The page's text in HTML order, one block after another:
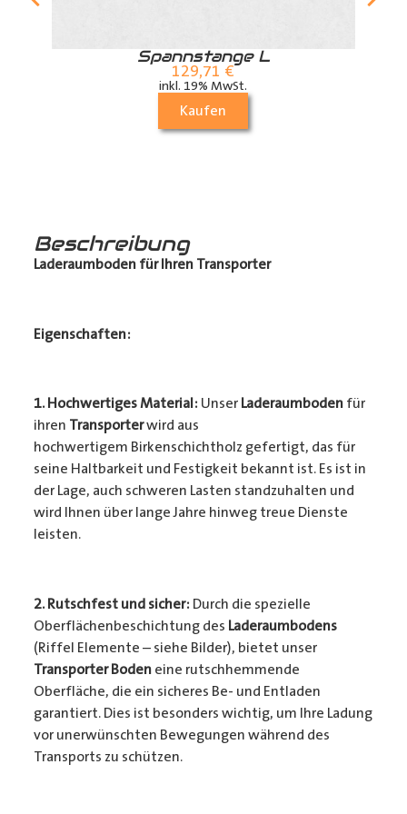
Spannstange L
129,71 €
inkl. 19% MwSt.
Kaufen
Beschreibung
Laderaumboden für Ihren Transporter
Eigenschaften:
1. Hochwertiges Material: Unser Laderaumbodenfür
ihren Transporterwird aus
hochwertigem Birkenschichtholz gefertigt, das für
seine Haltbarkeit und Festigkeit bekannt ist. Es ist in
der Lage, auch schweren Lasten standzuhalten und
wird Ihnen über lange Jahre hinweg treue Dienste
leisten.
2. Rutschfest und sicher: Durch die spezielle
Oberflächenbeschichtung des Laderaumbodens
(Riffel Elemente – siehe Bilder), bietet unser
Transporter Bodeneine rutschhemmende
Oberfläche, die ein sicheres Be- und Entladen
garantiert. Dies ist besonders wichtig, um Ihre Ladung
vor unerwünschten Bewegungen während des
Transports zu schützen.